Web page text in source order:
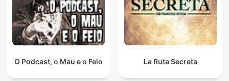
O Podcast, o Mau e o Feio La Ruta Secreta